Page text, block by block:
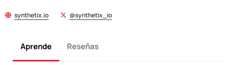
synthetix.io @synthetix_io
Aprende Reseñas